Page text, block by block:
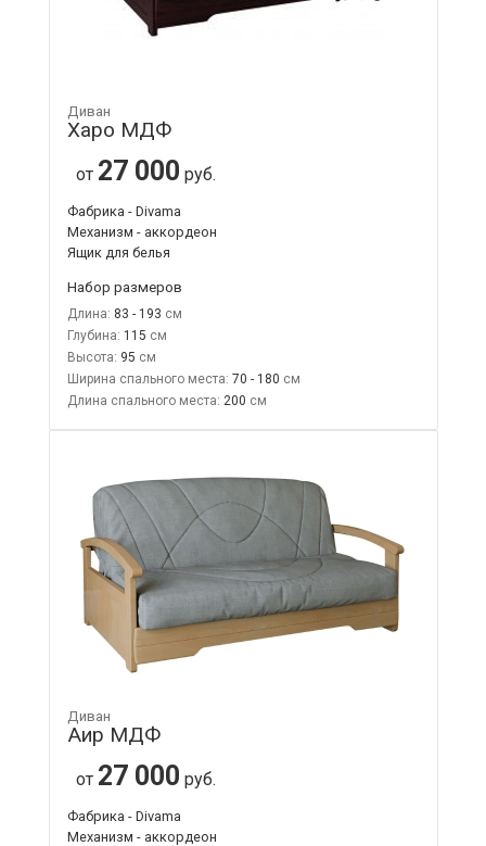
Диван
Харо МДФ
от 27 000 руб.
Фабрика - Divama
Механизм - аккордеон
Ящик для белья
Набор размеров
Длина: 83 - 193
Глубина: 115
Высота: 95
Ширина спального места: 70 - 180
Длина спального места: 200
Диван
Аир МДФ
от 27 000 руб.
Фабрика - Divama
Механизм - аккордеон